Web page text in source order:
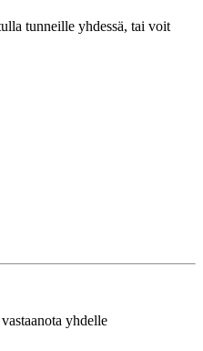
tunneille yhdessä, tai voit
yhdelle